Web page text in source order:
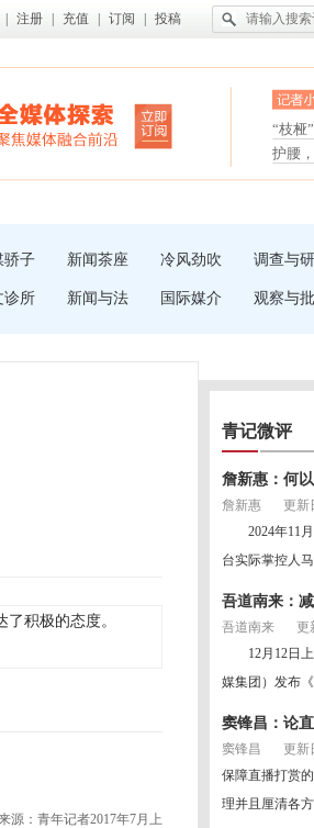
注册 充值 订阅 投稿
眼白
“枝桠
夏天
护腰
受伤
骄子 新闻茶座 冷风劲吹 调查与
诊所 新闻与法 国际媒介 观察与
积极的态度。
源：青年记者2017年7月上
青记微评
詹新惠：何
詹新惠
更新
2024年11月
台实际掌控人
吾道南来：
吾道南来
更
12月12日上
媒集团）发布
窦锋昌：论
窦锋昌
更新
保障直播打赏
理并且厘清各方